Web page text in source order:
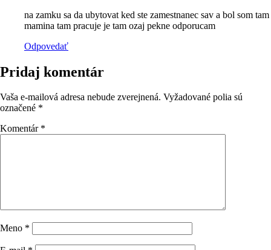
na zamku sa da ubytovat ked ste zamestnanec sav a bol som tam
mamina tam pracuje je tam ozaj pekne odporucam
Odpovedať
Pridaj komentár
Vaša e-mailová adresa nebude zverejnená. Vyžadované polia sú
označené *
Komentár *
Meno *